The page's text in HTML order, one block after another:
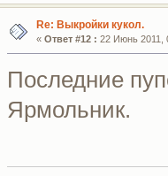
Re: Выкройки кукол.
« Ответ #12 : 22 Июнь 2011,
Последние
Ярмольник.